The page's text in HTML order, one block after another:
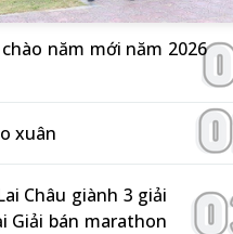
chào năm mới năm 2026
xuân
Châu giành 3 giải
Giải bán marathon